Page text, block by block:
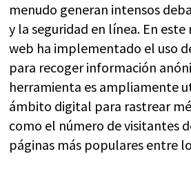
menudo generan intensos
y la seguridad en línea. En
web ha implementado el uso
para recoger información
herramienta es ampliamente
ámbito digital para rastrear
como el número de visitantes
páginas más populares entre